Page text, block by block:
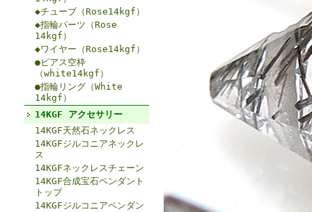
◆チューブ（Rose14kgf）
◆指輪パーツ（Rose
14kgf）
◆ワイヤー（Rose14kgf）
●ピアス空枠
（white14kgf）
●指輪リング（White
14kgf）
14KGF アクセサリー
14KGF天然石ネックレス
14KGFジルコニアネックレ
ス
14KGFネックレスチェーン
14KGF合成宝石ペンダント
トップ
14KGFジルコニアペンダン